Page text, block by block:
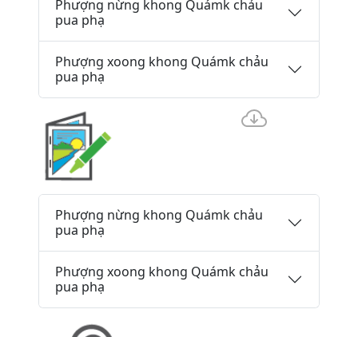
Phượng nừng khong Quámk chảu
pua phạ
Phượng xoong khong Quámk chảu
pua phạ
Phượng nừng khong Quámk chảu
pua phạ
Phượng xoong khong Quámk chảu
pua phạ